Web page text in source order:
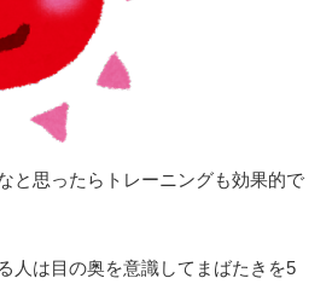
と思ったらトレーニングも効果的で
人は目の奥を意識してまばたきを5